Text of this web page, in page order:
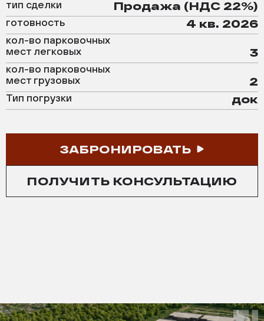
тип сделки Продажа (НДС 22%)
готовность 4 кв. 2026
кол-во парковочных
мест легковых
3
кол-во парковочных
мест грузовых
2
Тип погрузки док
ЗАБРОНИРОВАТЬ
ПОЛУЧИТЬ КОНСУЛЬТАЦИЮ